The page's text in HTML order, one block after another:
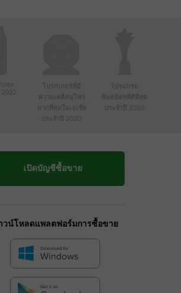
2022
โบรกเกอร์ที่มี
ความเคลื่อนไหว
มากที่สุดในเอเชีย
ประจำปี 2020
โปรแกรม
พันธมิตรที่ดีที่สุด
ประจำปี 2020
เปิดบัญชีซื้อขาย
วน์โหลดแพลตฟอร์มการซื้อขาย